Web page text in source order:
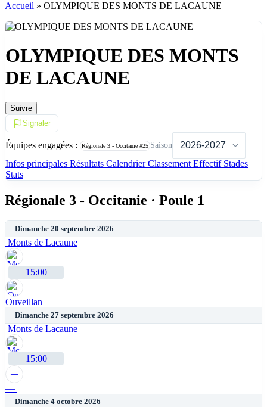
Accueil » OLYMPIQUE DES MONTS DE LACAUNE
OLYMPIQUE DES MONTS
DE LACAUNE
Suivre
Signaler
Équipes engagées : Régionale 3 - Occitanie #25 Saison
Infos principales Résultats CalendrierClassement Effectif Stades
Stats
Régionale 3 - Occitanie · Poule 1
Dimanche 20 septembre 2026
Monts de Lacaune
15:00
Ouveillan
Dimanche 27 septembre 2026
Monts de Lacaune
15:00
—
—
Dimanche 4 octobre 2026